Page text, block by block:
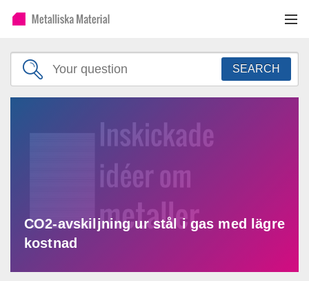
SEARCH
CO2-avskiljning ur stål i gas med lägre
kostnad